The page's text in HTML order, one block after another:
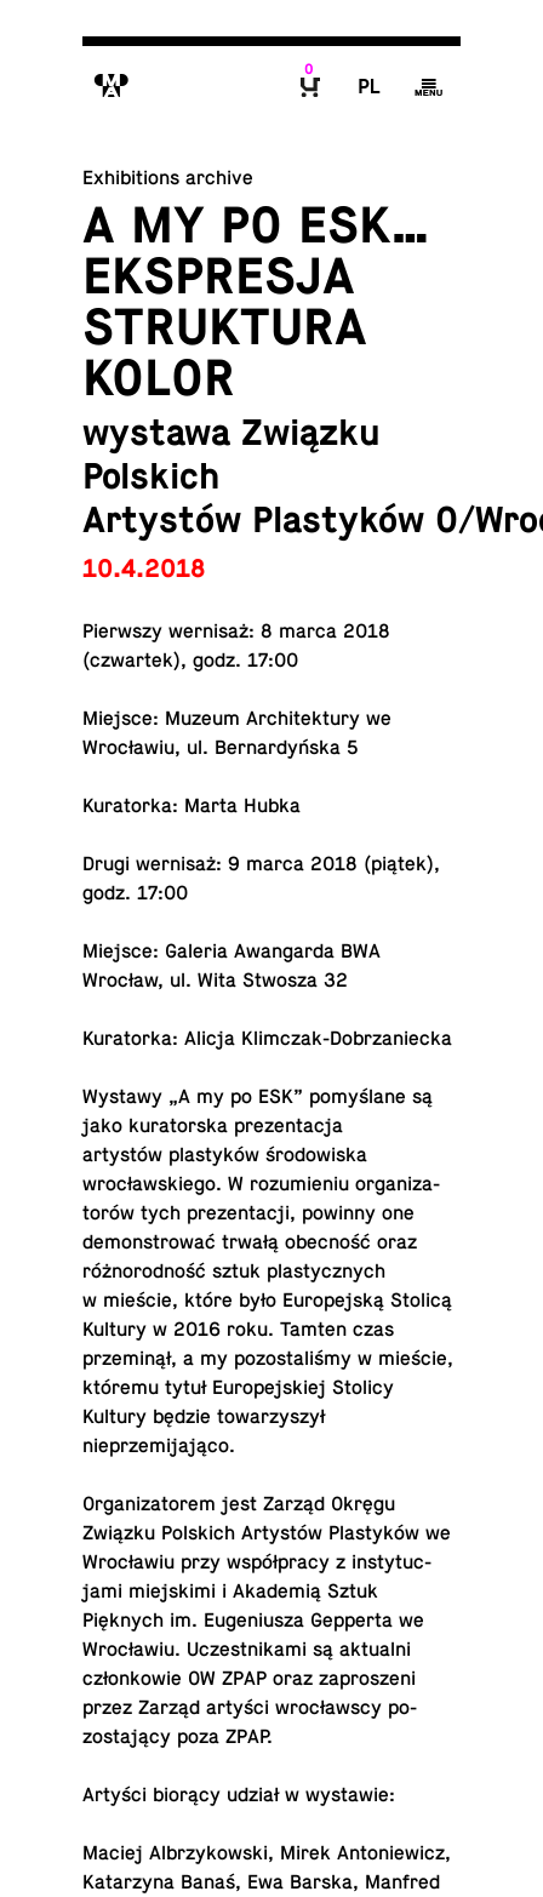
M
0
P g
Exhibitions archive
A MY PO ESK…
EKSPRESJA
STRUKTURA
KOLOR
wystawa Związku
Polskich
Artystów Plastyków O/
10.4.2018
Pier­wszy wernisaż: 8 marca 2018
(czwartek), godz. 17:00
Miejsce: Muzeum Ar­chitek­tury we
Wrocławiu, ul. Bernardyńska 5
Ku­ra­torka: Marta Hubka
Drugi wernisaż: 9 marca 2018 (piątek),
godz. 17:00
Miejsce: Galeria Awan­garda BWA
Wrocław, ul. Wita Stwosza 32
Ku­ra­torka: Alicja Klimczak-Dobrzaniecka
Wystawy „A my po ESK” pomyślane są
jako ku­ra­torska prezen­tacja
artystów plastyków środowiska
wrocławskiego. W rozu­mie­niu or­ga­ni­za­
torów tych prezen­tacji, powinny one
demon­strować trwałą obecność oraz
różnorodność sztuk plas­ty­cznych
w mieście, które było Eu­rope­jską Stolicą
Kultury w 2016 roku. Tamten czas
przeminął, a my po­zostaliśmy w mieście,
któremu tytuł Eu­rope­jskiej Stolicy
Kultury będzie to­warzyszył
nieprzemijająco.
Or­ga­ni­za­torem jest Zarząd Okręgu
Związku Pol­s­kich Artystów Plastyków we
Wrocławiu przy współpracy z in­sty­tuc­
jami miejskimi i Akademią Sztuk
Pięknych im. Eu­ge­niusza Gep­perta we
Wrocławiu. Uczest­nikami są ak­tu­alni
członkowie OW ZPAP oraz za­proszeni
przez Zarząd artyści wrocławscy po­
zostający poza ZPAP.
Artyści biorący udział w wys­tawie:
Maciej Al­brzykowski, Mirek An­toniewicz,
Katarzyna Banaś, Ewa Barska, Manfred